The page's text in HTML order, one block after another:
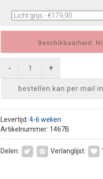
Beschikbaarheid:
- +
bestellen kan per mail
Levertijd: 4-6 weken
Artikelnummer: 1467B
Delen: Verlanglijst: